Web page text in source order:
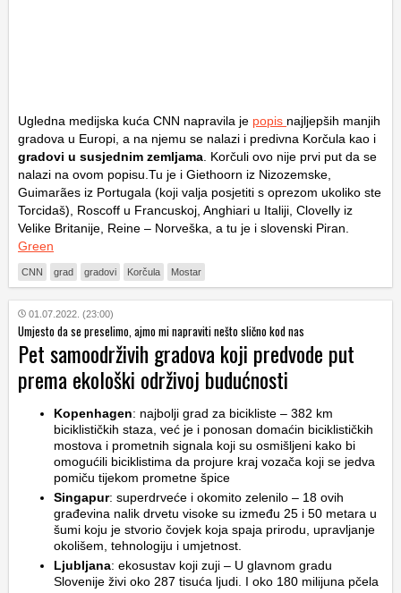
Ugledna medijska kuća CNN napravila je popis najljepših manjih
gradova u Europi, a na njemu se nalazi i predivna Korčula kao i
gradovi u susjednim zemljama. Korčuli ovo nije prvi put da se
nalazi na ovom popisu.Tu je i Giethoorn iz Nizozemske,
Guimarães iz Portugala (koji valja posjetiti s oprezom ukoliko ste
Torcidaš), Roscoff u Francuskoj, Anghiari u Italiji, Clovelly iz
Velike Britanije, Reine – Norveška, a tu je i slovenski Piran.
Green
CNN grad gradovi Korčula Mostar
01.07.2022. (23:00)
Umjesto da se preselimo, ajmo mi napraviti nešto slično kod nas
Pet samoodrživih gradova koji predvode put
prema ekološki održivoj budućnosti
Kopenhagen: najbolji grad za bicikliste – 382 km
biciklističkih staza, već je i ponosan domaćin biciklističkih
mostova i prometnih signala koji su osmišljeni kako bi
omogućili biciklistima da projure kraj vozača koji se jedva
pomiču tijekom prometne špice
Singapur: superdrveće i okomito zelenilo – 18 ovih
građevina nalik drvetu visoke su između 25 i 50 metara u
šumi koju je stvorio čovjek koja spaja prirodu, upravljanje
okolišem, tehnologiju i umjetnost.
Ljubljana: ekosustav koji zuji – U glavnom gradu
Slovenije živi oko 287 tisuća ljudi. I oko 180 milijuna pčela